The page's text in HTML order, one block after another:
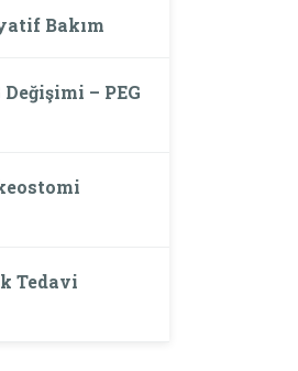
Bakım
Değişimi – PEG
Tedavi